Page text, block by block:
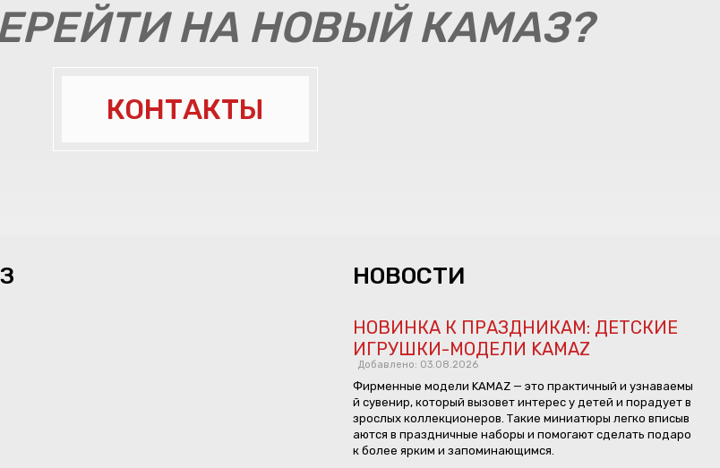
НА НОВЫЙ КАМАЗ?
КОНТАКТЫ
НОВОСТИ
НОВИНКА К ПРАЗДНИКАМ: ДЕТСКИЕ
ИГРУШКИ-МОДЕЛИ KAMAZ
Добавлено: 03.08.2026
Фирменные модели KAMAZ — это практичный и узнаваемы
й сувенир, который вызовет интерес у детей и порадует в
зрослых коллекционеров. Такие миниатюры легко вписыв
аются в праздничные наборы и помогают сделать подаро
к более ярким и запоминающимся.